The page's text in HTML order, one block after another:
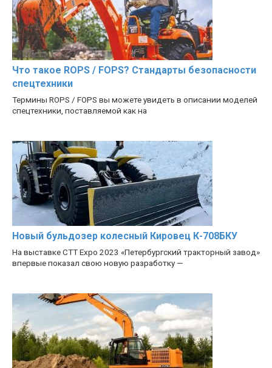
Что такое ROPS / FOPS? Стандарты безопасности
спецтехники
Термины ROPS / FOPS вы можете увидеть в описании моделей
спецтехники, поставляемой как на
Новый бульдозер колесный Кировец К-708БКУ
На выставке CTT Expo 2023 «Петербургский тракторный завод»
впервые показал свою новую разработку —